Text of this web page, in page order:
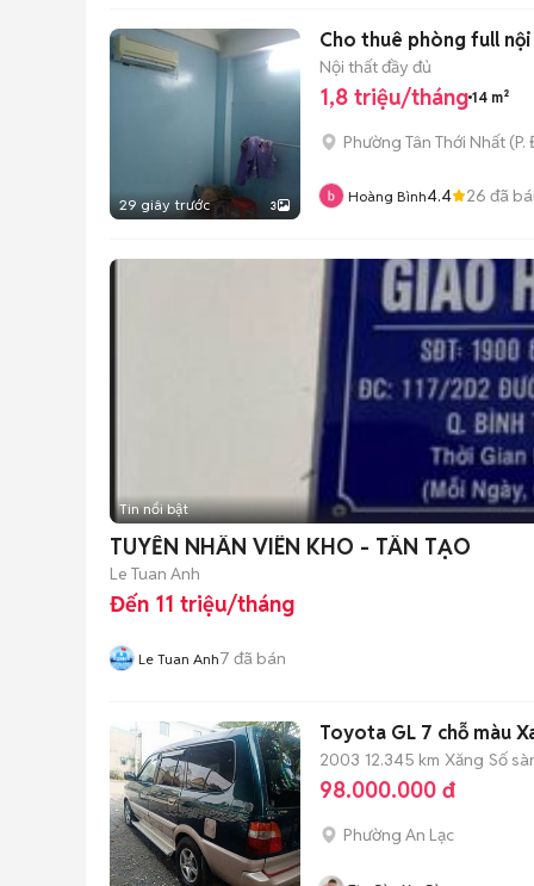
29 giây trước 3
Cho thuê phòng full
Nội thất đầy đủ
1,8 triệu/tháng 14 m²
Phường Tân Thới Nhất (
Hoàng Bình4.4 26 đã
Tin nổi bật
TUYỂN NHÂN VIÊN KHO - TÂN TẠO
Le Tuan Anh
Đến 11 triệu/tháng
Le Tuan Anh7 đã bán
Toyota GL 7 chỗ màu
2003 12.345 km Xăng Số
98.000.000 đ
Phường An Lạc